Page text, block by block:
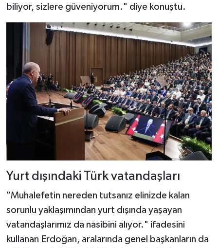
biliyor, sizlere güveniyorum." diye konuştu.
Yurt dışındaki Türk vatandaşları
"Muhalefetin nereden tutsanız elinizde kalan
sorunlu yaklaşımından yurt dışında yaşayan
vatandaşlarımız da nasibini alıyor." ifadesini
kullanan Erdoğan, aralarında genel başkanların da